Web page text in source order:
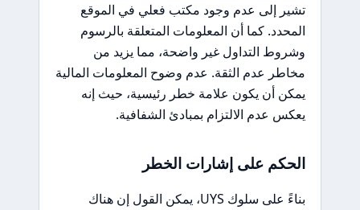
تشير إلى عدم وجود مكتب فعلي في الموقع
المحدد. كما أن المعلومات المتعلقة بالرسوم
وشروط التداول غير واضحة، مما يزيد من
مخاطر عدم الثقة. عدم وضوح المعلومات المالية
يمكن أن يكون علامة خطر رئيسية، حيث إنه
يعكس عدم الالتزام بمبادئ الشفافية.
الحكم على إشارات الخطر
بناءً على سلوك UYS، يمكن القول إن هناك